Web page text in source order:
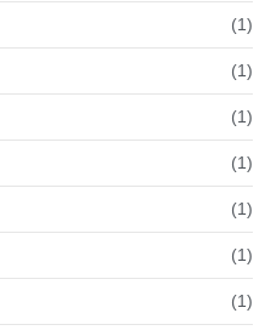
(1)
(1)
(1)
(1)
(1)
(1)
(1)